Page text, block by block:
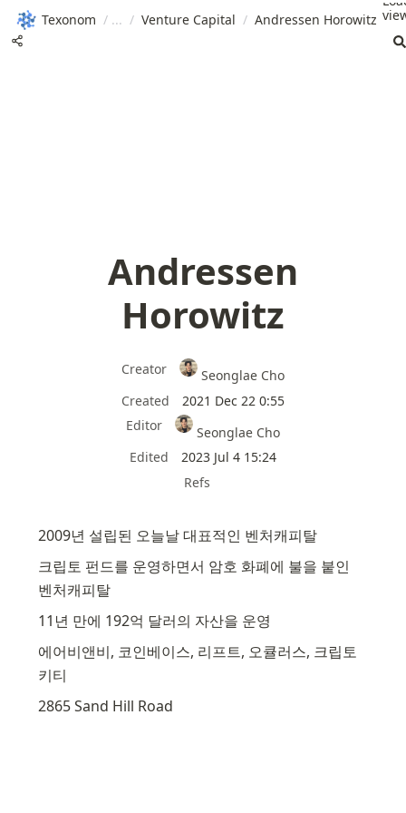
Texonom / / Venture Capital / Andressen Horowitz
Andressen
Horowitz
Creator
Seonglae Cho
Created
2021 Dec 22 0:55
Editor
Seonglae Cho
Edited
2023 Jul 4 15:24
Refs
2009년 설립된 오늘날 대표적인 벤처캐피탈
크립토 펀드를 운영하면서 암호 화폐에 불을 붙인
벤처캐피탈
11년 만에 192억 달러의 자산을 운영
에어비앤비, 코인베이스, 리프트, 오큘러스, 크립토
키티
2865 Sand Hill Road